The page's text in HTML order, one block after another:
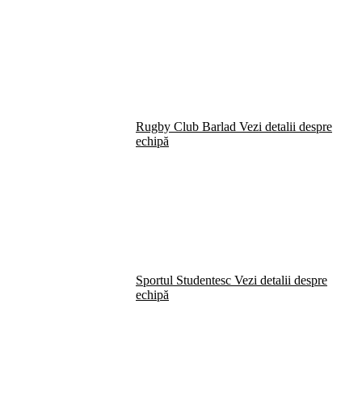
Rugby Club Barlad Vezi detalii despre
echipă
Sportul Studentesc Vezi detalii despre
echipă